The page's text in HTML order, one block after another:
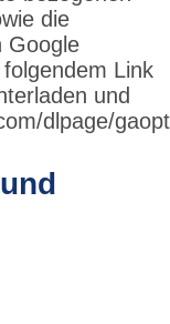
die
Google
Link
und
dlpage/